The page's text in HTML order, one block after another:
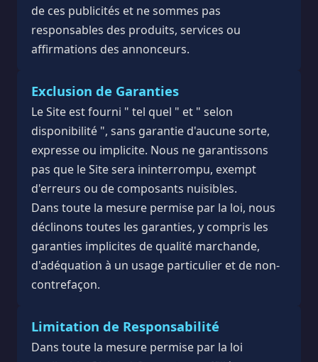
de ces publicités et ne sommes pas
responsables des produits, services ou
affirmations des annonceurs.
Exclusion de Garanties
Le Site est fourni " tel quel " et " selon
disponibilité ", sans garantie d'aucune sorte,
expresse ou implicite. Nous ne garantissons
pas que le Site sera ininterrompu, exempt
d'erreurs ou de composants nuisibles.
Dans toute la mesure permise par la loi, nous
déclinons toutes les garanties, y compris les
garanties implicites de qualité marchande,
d'adéquation à un usage particulier et de non-
contrefaçon.
Limitation de Responsabilité
Dans toute la mesure permise par la loi